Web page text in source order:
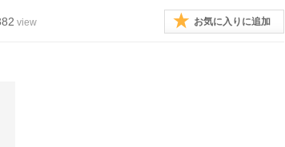
view お気に入りに追加